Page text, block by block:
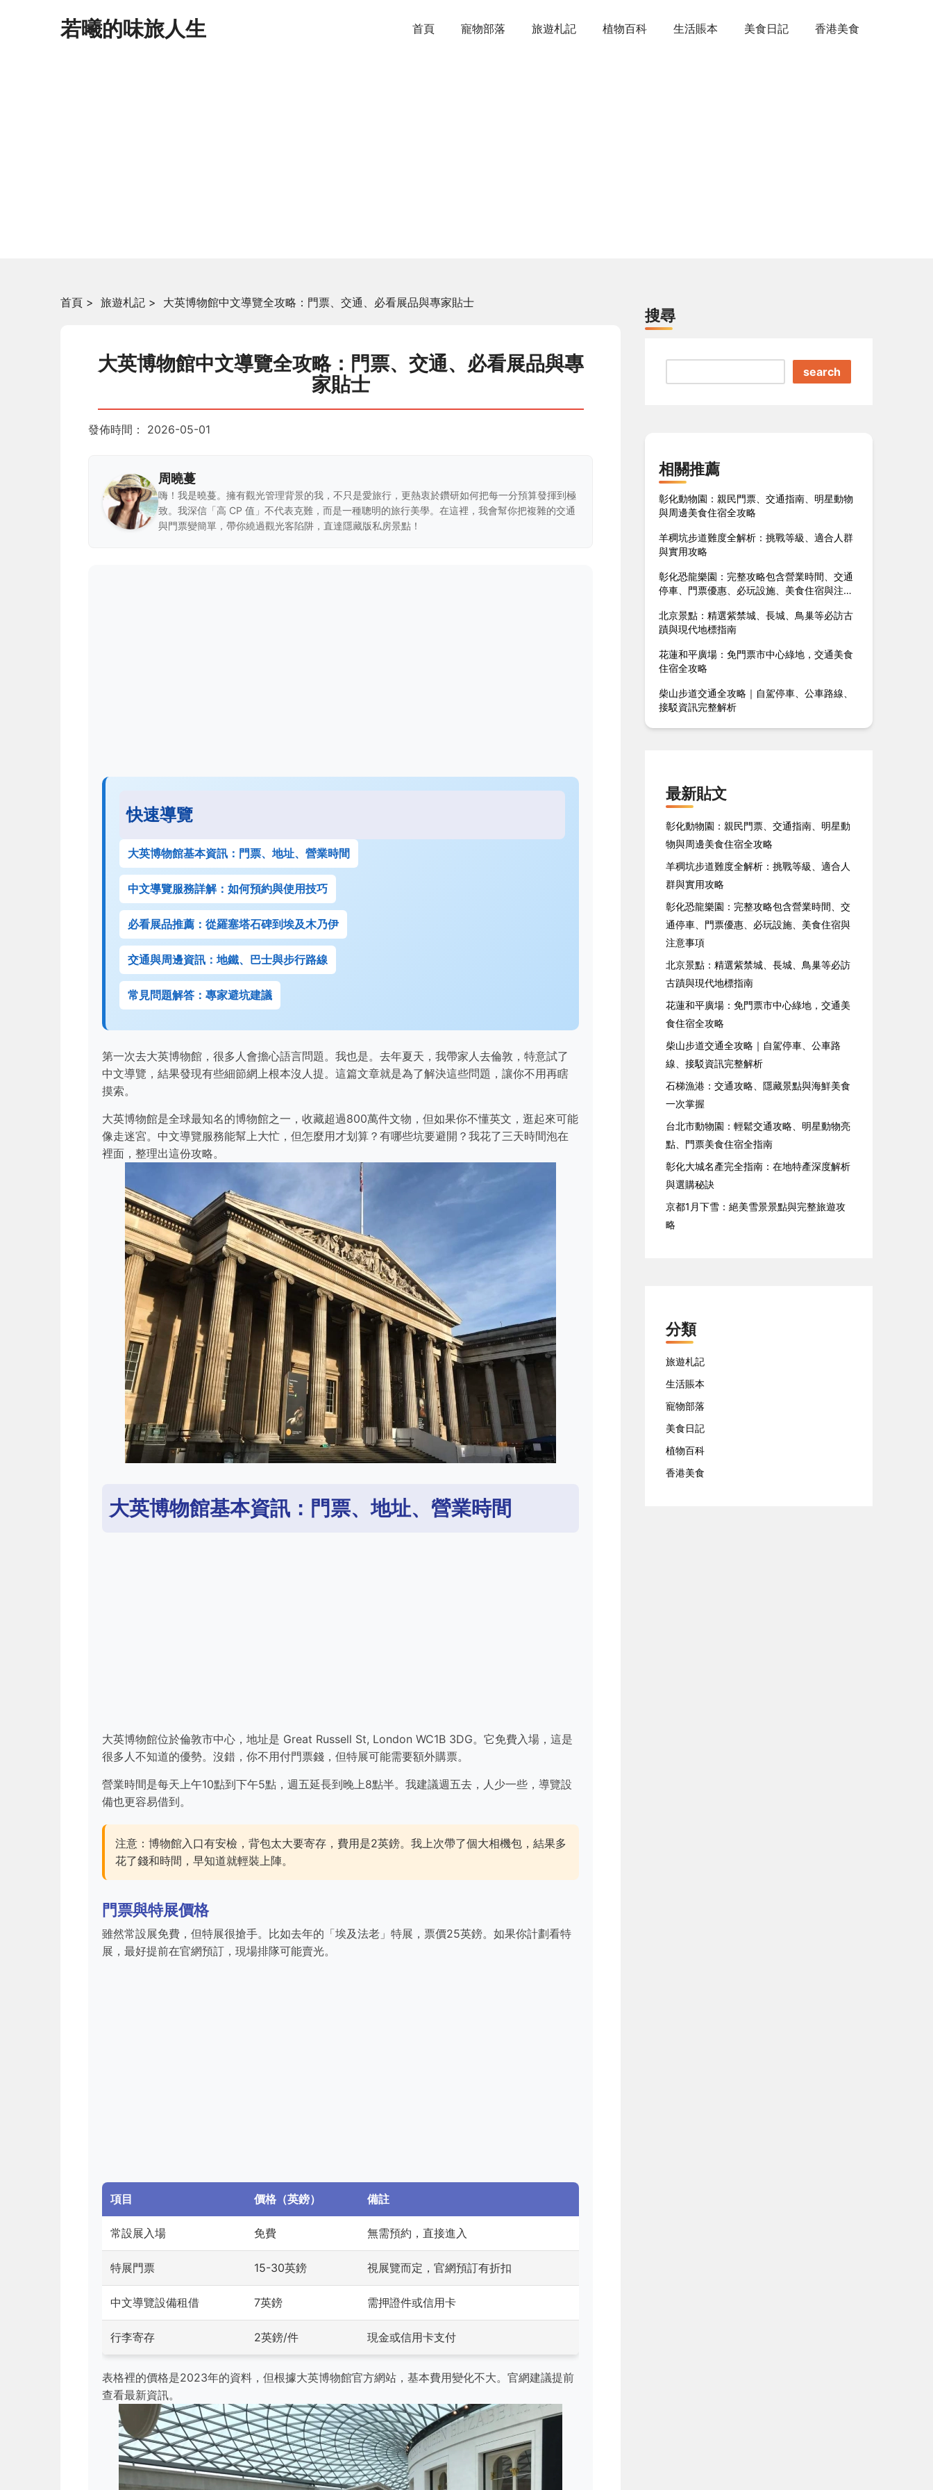
若曦的味旅人生 首頁 寵物部落 旅遊札記 植物百科 生活賬本 美食日記 香港美食
首頁 > 旅遊札記 > 大英博物館中文導覽全攻略：門票、交通、必看展品與專家貼士
大英博物館中文導覽全攻略：門票、交通、必看展品與專
家貼士
發佈時間： 2026-05-01
周曉蔓
嗨！我是曉蔓。擁有觀光管理背景的我，不只是愛旅行，更熱衷於鑽研如何把每一分預算發揮到極
致。我深信「高 CP 值」不代表克難，而是一種聰明的旅行美學。在這裡，我會幫你把複雜的交通
與門票變簡單，帶你繞過觀光客陷阱，直達隱藏版私房景點！
快速導覽
大英博物館基本資訊：門票、地址、營業時間
中文導覽服務詳解：如何預約與使用技巧
必看展品推薦：從羅塞塔石碑到埃及木乃伊
交通與周邊資訊：地鐵、巴士與步行路線
常見問題解答：專家避坑建議
第一次去大英博物館，很多人會擔心語言問題。我也是。去年夏天，我帶家人去倫敦，特意試了
中文導覽，結果發現有些細節網上根本沒人提。這篇文章就是為了解決這些問題，讓你不用再瞎
摸索。
大英博物館是全球最知名的博物館之一，收藏超過800萬件文物，但如果你不懂英文，逛起來可能
像走迷宮。中文導覽服務能幫上大忙，但怎麼用才划算？有哪些坑要避開？我花了三天時間泡在
裡面，整理出這份攻略。
大英博物館基本資訊：門票、地址、營業時間
大英博物館位於倫敦市中心，地址是 Great Russell St, London WC1B 3DG。它免費入場，這是
很多人不知道的優勢。沒錯，你不用付門票錢，但特展可能需要額外購票。
營業時間是每天上午10點到下午5點，週五延長到晚上8點半。我建議週五去，人少一些，導覽設
備也更容易借到。
注意：博物館入口有安檢，背包太大要寄存，費用是2英鎊。我上次帶了個大相機包，結果多
花了錢和時間，早知道就輕裝上陣。
門票與特展價格
雖然常設展免費，但特展很搶手。比如去年的「埃及法老」特展，票價25英鎊。如果你計劃看特
展，最好提前在官網預訂，現場排隊可能賣光。
項目 價格（英鎊） 備註
常設展入場 免費 無需預約，直接進入
特展門票 15-30英鎊 視展覽而定，官網預訂有折扣
中文導覽設備租借 7英鎊 需押證件或信用卡
行李寄存 2英鎊/件 現金或信用卡支付
表格裡的價格是2023年的資料，但根據大英博物館官方網站，基本費用變化不大。官網建議提前
查看最新資訊。
搜尋
search
相關推薦
彰化動物園：親民門票、交通指南、明星動物
與周邊美食住宿全攻略
羊稠坑步道難度全解析：挑戰等級、適合人群
與實用攻略
彰化恐龍樂園：完整攻略包含營業時間、交通
停車、門票優惠、必玩設施、美食住宿與注意
北京景點：精選紫禁城、長城、鳥巢等必訪古
蹟與現代地標指南
花蓮和平廣場：免門票市中心綠地，交通美食
住宿全攻略
柴山步道交通全攻略｜自駕停車、公車路線、
接駁資訊完整解析
最新貼文
彰化動物園：親民門票、交通指南、明星動
物與周邊美食住宿全攻略
羊稠坑步道難度全解析：挑戰等級、適合人
群與實用攻略
彰化恐龍樂園：完整攻略包含營業時間、交
通停車、門票優惠、必玩設施、美食住宿與
注意事項
北京景點：精選紫禁城、長城、鳥巢等必訪
古蹟與現代地標指南
花蓮和平廣場：免門票市中心綠地，交通美
食住宿全攻略
柴山步道交通全攻略｜自駕停車、公車路
線、接駁資訊完整解析
石梯漁港：交通攻略、隱藏景點與海鮮美食
一次掌握
台北市動物園：輕鬆交通攻略、明星動物亮
點、門票美食住宿全指南
彰化大城名產完全指南：在地特產深度解析
與選購秘訣
京都1月下雪：絕美雪景景點與完整旅遊攻
略
分類
旅遊札記
生活賬本
寵物部落
美食日記
植物百科
香港美食